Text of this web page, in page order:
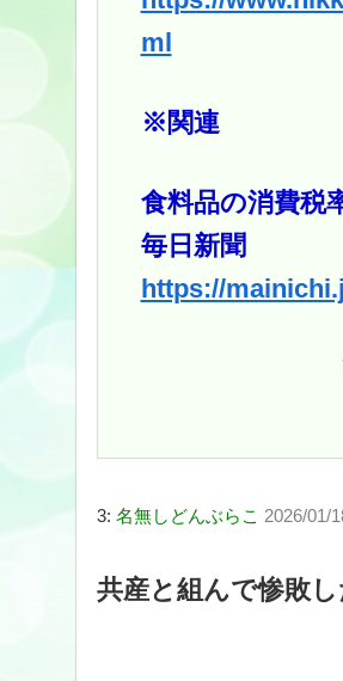
ml
※関連
食料品の消費税
毎日新聞
https://
3: 名無しどんぶらこ 2026/01/
共産と組んで惨敗